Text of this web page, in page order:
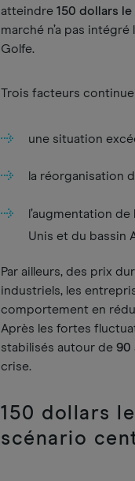
atteindre150 dollars le
marché n’a pas
Golfe.
Trois facteurs
une situation
la réorganisation
l’augmentation
Unis et du bassin
Par ailleurs, des prix
industriels, les
comportement en
Après les fortes
stabilisés autour de90
crise.
150 dollars
scénario